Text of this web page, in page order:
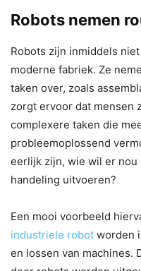
Robots nemen
Robots zijn inmiddels
moderne fabriek. Ze
taken over, zoals
zorgt ervoor dat mensen
complexere taken die
probleemoplossend
eerlijk zijn, wie wil er nou
handeling uitvoeren?
Een mooi voorbeeld
industriele robot worden
en lossen van machines.